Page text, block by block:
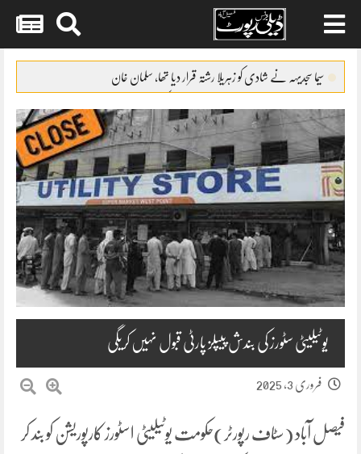
contentسیما سجدیہہ نے شادی کو زہریلا رشتہ قرار دیا تھا، سلمان خان
کم عمری میں شادی کی وجہ سے تعلیم مکمل نہ کر سکی’ شرمین علی
فنکاروں کے حقوق کیلئے پابندیوں کا سامنا کرنا پڑا’ سونو نگم
والد نے مجھے زندگی کے بہت سے سبق سکھائے’ جگن کاظم
یوٹیلیٹی سٹورز کی بندش پیپلز پارٹی قبول نہیں کریگی
فروری 3, 2025
فیصل آباد (سٹاف رپورٹر)حکومت یوٹیلیٹی اسٹورز کارپوریشن کو بند کر